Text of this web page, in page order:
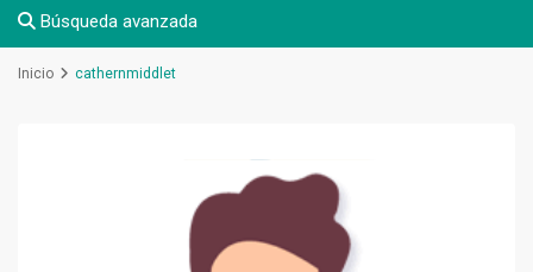
Búsqueda avanzada
Inicio cathernmiddlet